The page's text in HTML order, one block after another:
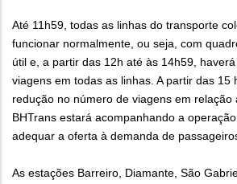
Até 11h59, todas as linhas do transporte
funcionar normalmente, ou seja, com
útil e, a partir das 12h até às 14h59,
viagens em todas as linhas. A partir das 15
redução no número de viagens em relação
BHTrans estará acompanhando a
adequar a oferta à demanda de
As estações Barreiro, Diamante, São